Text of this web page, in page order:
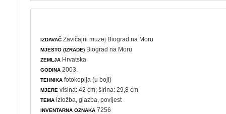
IZDAVAČ Zavičajni muzej Biograd na Moru
MJESTO (IZRADE) Biograd na Moru
ZEMLJA Hrvatska
GODINA 2003.
TEHNIKA fotokopija (u boji)
MJERE visina: 42 cm; širina: 29,8 cm
TEMA izložba ,glazba ,povijest
INVENTARNA OZNAKA 7256